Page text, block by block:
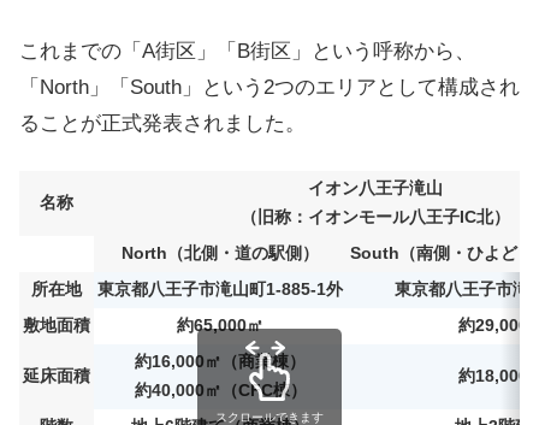
これまでの「A街区」「B街区」という呼称から、
「North」「South」という2つのエリアとして構成され
ることが正式発表されました。
名称
イオン八王子滝山
（旧称：イオンモール八王子IC北）
North（北側・道の駅側）
South（南側・ひよどり
所在地
東京都八王子市滝山町1-885-1外
東京都八王子市滝
敷地面積
約65,000㎡ 約29,000
延床面積
約16,000㎡（商業棟）
約40,000㎡（CFC棟）
約18,000
スクロールできます